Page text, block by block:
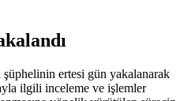
şüphelinin ertesi gün yakalanarak
ilgili inceleme ve işlemler